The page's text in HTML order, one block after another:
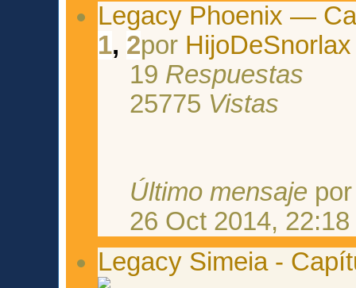
Legacy Phoenix —
1, 2por HijoDeSnorlax
19 Respuestas
25775 Vistas
Último mensaje
26 Oct 2014, 22:18
Legacy Simeia -